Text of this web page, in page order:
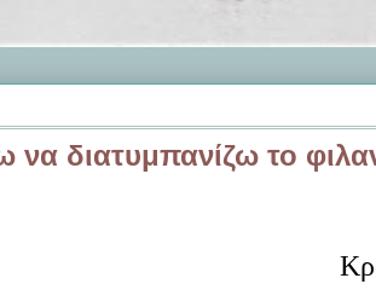
να διατυμπανίζω το